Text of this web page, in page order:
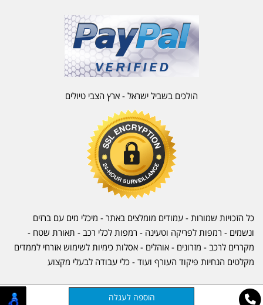
הולכים בשביל ישראל - ארץ הצבי טיולים
כל הזכויות שמורות - עמודים מומלצים באתר - מיכלי מים עם ברזים
ונשמים - רמפות לפריקה וטעינה - רמפות לכלי רכב - תאורת שטח -
מקררים לרכב - מזרונים - אוהלים - אסלות כימיות לשימוש אזרחי לממדים
מקלטים הנחיות פיקוד העורף ועוד - כלי עבודה לבעלי מקצוע